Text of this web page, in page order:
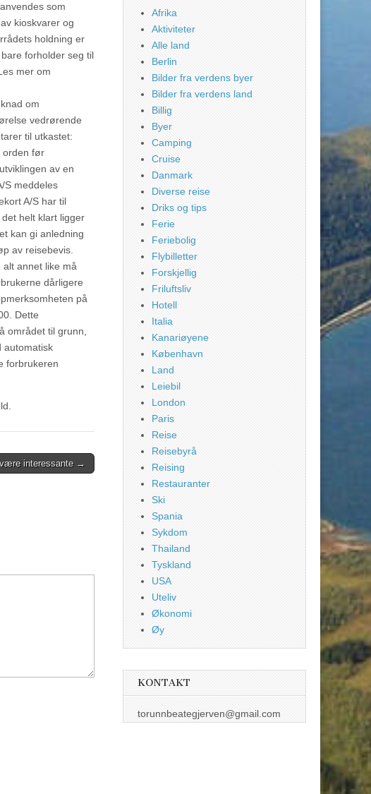
som
kioskvarer og
holdning er
forholder seg til
mer om
om
vedrørende
til utkastet:
orden før
av en
S meddeles
A/S har til
helt klart ligger
kan gi anledning
av reisebevis.
annet like må
dårligere
på
Dette
området til grunn,
automatisk
forbrukeren
interessante →
Afrika
Aktiviteter
Alle land
Berlin
Bilder fra verdens byer
Bilder fra verdens land
Billig
Byer
Camping
Cruise
Danmark
Diverse reise
Driks og tips
Ferie
Feriebolig
Flybilletter
Forskjellig
Friluftsliv
Hotell
Italia
Kanariøyene
København
Land
Leiebil
London
Paris
Reise
Reisebyrå
Reising
Restauranter
Ski
Spania
Sykdom
Thailand
Tyskland
USA
Uteliv
Økonomi
Øy
KONTAKT
torunnbeategjerven@gmail.com